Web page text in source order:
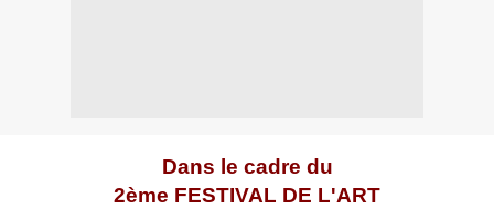
Dans le cadre du
2ème FESTIVAL DE L'ART